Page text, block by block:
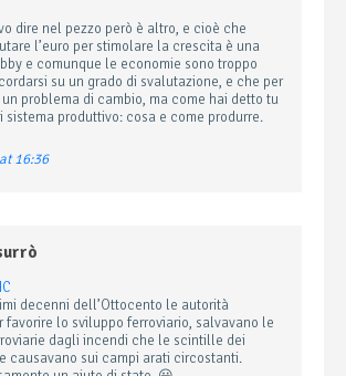
dire nel pezzo però è altro, e cioè che
l’euro per stimolare la crescita è una
e comunque le economie sono troppo
su un grado di svalutazione, e che per
un problema di cambio, ma come hai detto tu
sistema produttivo: cosa e come produrre.
16:36
decenni dell’Ottocento le autorità
favorire lo sviluppo ferroviario, salvavano le
dagli incendi che le scintille dei
causavano sui campi arati circostanti.